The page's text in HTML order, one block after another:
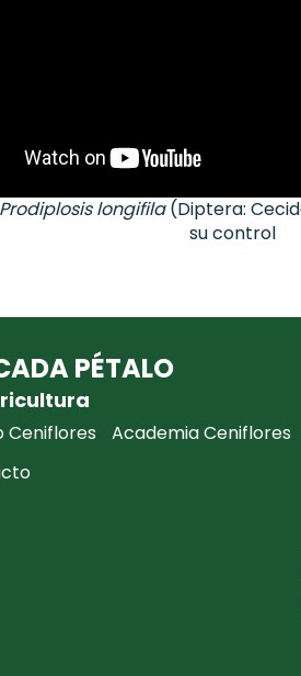
Prodiplosis longifila(Diptera:
su control
PÉTALO
Ceniflores Academia Ceniflores